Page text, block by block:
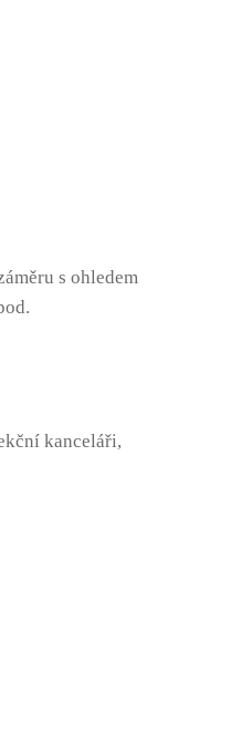
s ohledem
kanceláři,